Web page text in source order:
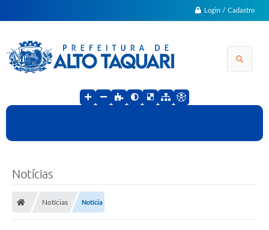
Login / Cadastro
Notícias
Notícias Notícia